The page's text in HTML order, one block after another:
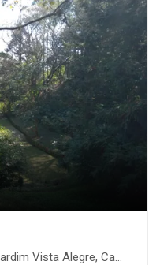
Campo Limpo Paulista-SP